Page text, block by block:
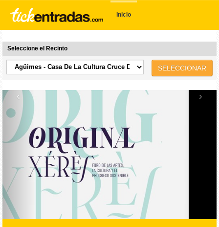
Inicio
Seleccione el Recinto
SELECCIONAR
‹ ›